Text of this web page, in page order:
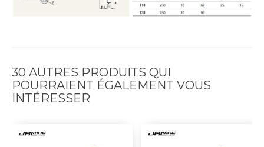
30 AUTRES PRODUITS QUI
POURRAIENT ÉGALEMENT VOUS
INTÉRESSER